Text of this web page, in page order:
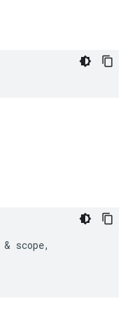
& scope,